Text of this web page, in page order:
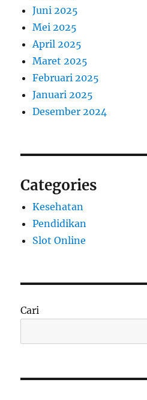
Juni 2025
Mei 2025
April 2025
Maret 2025
Februari 2025
Januari 2025
Desember 2024
Categories
Kesehatan
Pendidikan
Slot Online
Cari